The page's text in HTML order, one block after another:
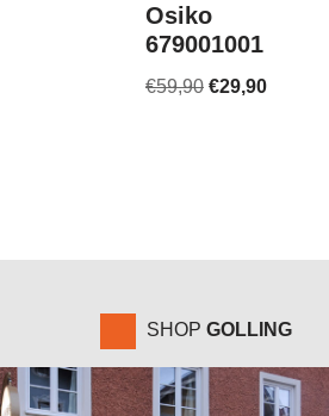
Osiko
679001001
€59,90 €29,90
SHOP GOLLING